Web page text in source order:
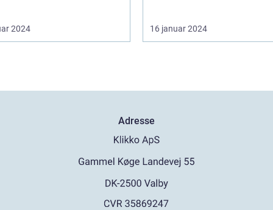
2024 16 januar 2024
Adresse